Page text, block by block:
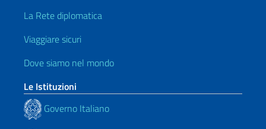
La Rete diplomatica
Viaggiare sicuri
Dove siamo nel mondo
Le Istituzioni
Governo Italiano